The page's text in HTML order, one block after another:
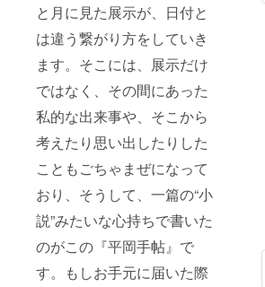
と月に見た展示が、日付と
は違う繋がり方をしていき
ます。そこには、展示だけ
ではなく、その間にあった
私的な出来事や、そこから
考えたり思い出したりした
こともごちゃまぜになって
おり、そうして、一篇の“小
説”みたいな心持ちで書いた
のがこの『平岡手帖』で
す。もしお手元に届いた際